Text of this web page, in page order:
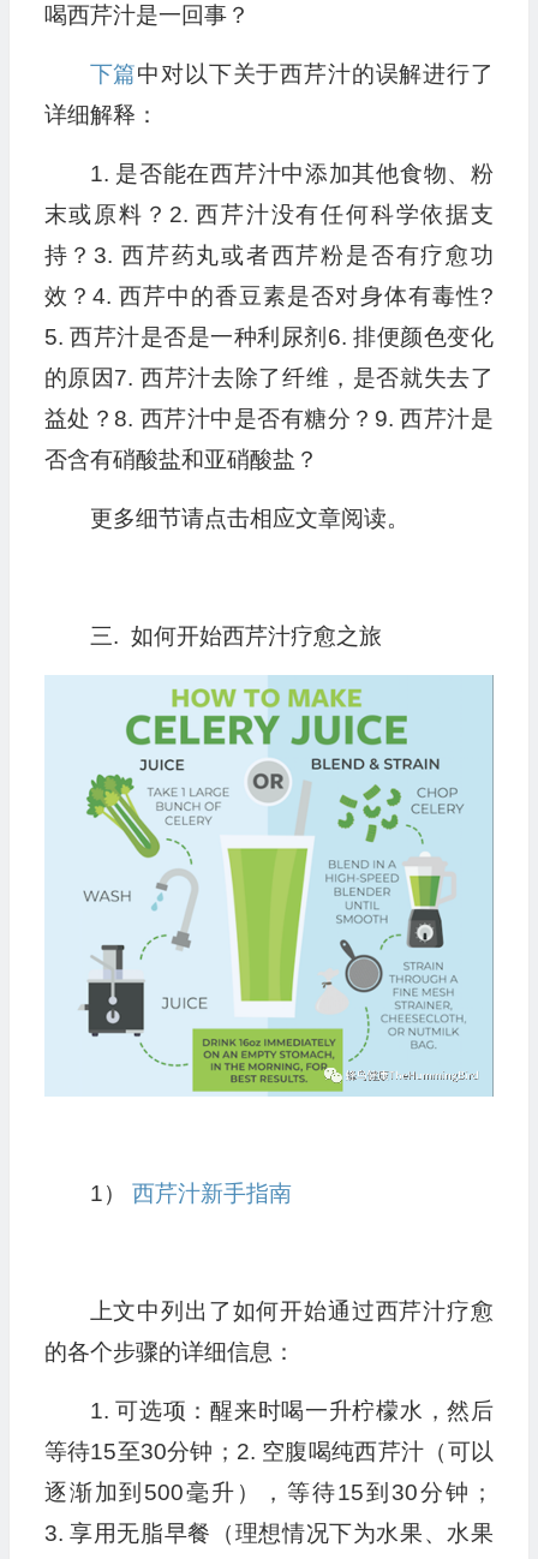
喝西芹汁是一回事？
下篇中对以下关于西芹汁的误解进行了
详细解释：
1. 是否能在西芹汁中添加其他食物、粉
末或原料？2. 西芹汁没有任何科学依据支
持？3. 西芹药丸或者西芹粉是否有疗愈功
效？4. 西芹中的香豆素是否对身体有毒性?
5. 西芹汁是否是一种利尿剂6. 排便颜色变化
的原因7. 西芹汁去除了纤维，是否就失去了
益处？8. 西芹汁中是否有糖分？9. 西芹汁是
否含有硝酸盐和亚硝酸盐？
更多细节请点击相应文章阅读。
三. 如何开始西芹汁疗愈之旅
1） 西芹汁新手指南
上文中列出了如何开始通过西芹汁疗愈
的各个步骤的详细信息：
1. 可选项：醒来时喝一升柠檬水，然后
等待15至30分钟；2. 空腹喝纯西芹汁（可以
逐渐加到500毫升），等待15到30分钟；
3. 享用无脂早餐（理想情况下为水果、水果